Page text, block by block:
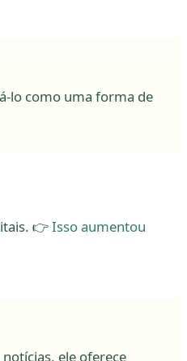
lo como uma forma de
👉Isso aumentou
ele oferece